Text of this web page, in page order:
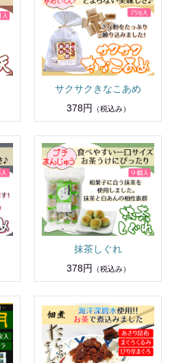
サクサクきなこあめ
378円
（税込み）
抹茶しぐれ
378円 （税込み）